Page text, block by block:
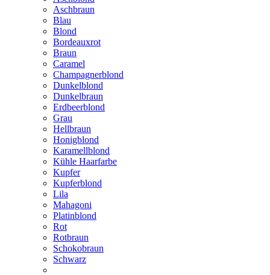
Aschbraun
Blau
Blond
Bordeauxrot
Braun
Caramel
Champagnerblond
Dunkelblond
Dunkelbraun
Erdbeerblond
Grau
Hellbraun
Honigblond
Karamellblond
Kühle Haarfarbe
Kupfer
Kupferblond
Lila
Mahagoni
Platinblond
Rot
Rotbraun
Schokobraun
Schwarz